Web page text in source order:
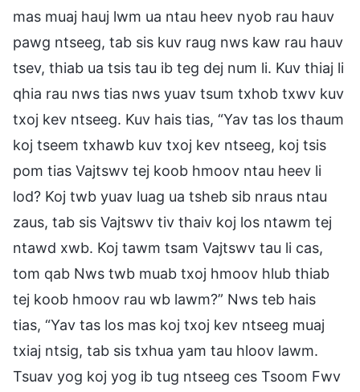
mas muaj hauj lwm ua ntau heev nyob rau hauv
pawg ntseeg, tab sis kuv raug nws kaw rau hauv
tsev, thiab ua tsis tau ib teg dej num li. Kuv thiaj li
qhia rau nws tias nws yuav tsum txhob txwv kuv
txoj kev ntseeg. Kuv hais tias, “Yav tas los thaum
koj tseem txhawb kuv txoj kev ntseeg, koj tsis
pom tias Vajtswv tej koob hmoov ntau heev li
lod? Koj twb yuav luag ua tsheb sib nraus ntau
zaus, tab sis Vajtswv tiv thaiv koj los ntawm tej
ntawd xwb. Koj tawm tsam Vajtswv tau li cas,
tom qab Nws twb muab txoj hmoov hlub thiab
tej koob hmoov rau wb lawm?” Nws teb hais
tias, “Yav tas los mas koj txoj kev ntseeg muaj
txiaj ntsig, tab sis txhua yam tau hloov lawm.
Tsuav yog koj yog ib tug ntseeg ces Tsoom Fwv